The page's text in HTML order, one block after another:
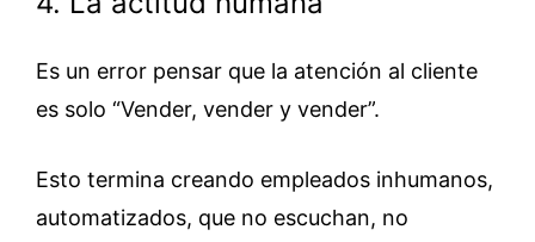
Es un error pensar que la atención al cliente
es solo “Vender, vender y vender”.
Esto termina creando empleados inhumanos,
automatizados, que no escuchan, no